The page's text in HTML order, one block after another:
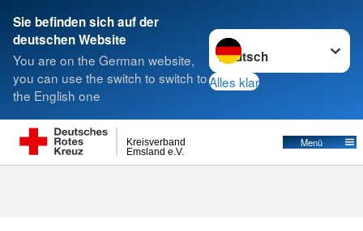
Sie befinden sich auf der
deutschen Website
You are on the German website,
you can use the switch to switch to
the English one
Sprache wechseln zu
Alles klar
Emsland e.V.
Kreisverband Menü
Suche